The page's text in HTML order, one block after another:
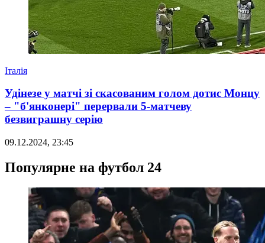
Італія
Удінезе у матчі зі скасованим голом дотис Монцу
– "б'янконері" перервали 5-матчеву
безвиграшну серію
09.12.2024, 23:45
Популярне на футбол 24